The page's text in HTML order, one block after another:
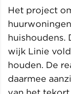
Het project
huishoudens.
wijk Linie
houden. De
daarmee